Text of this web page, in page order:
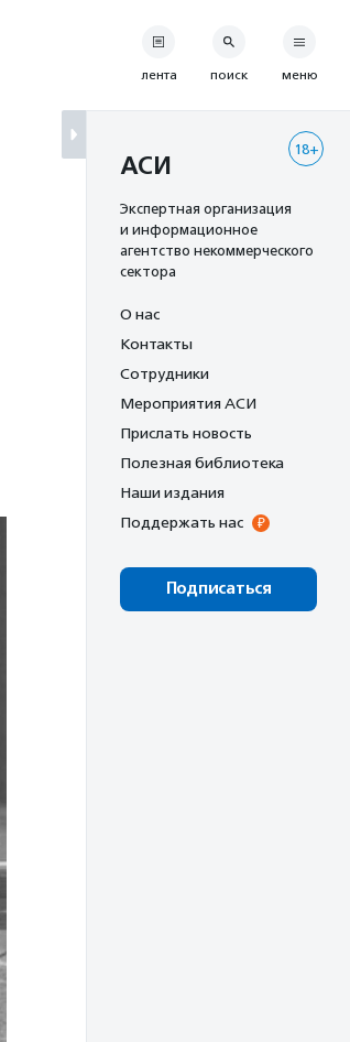
лента поиск меню
18+
АСИ
Экспертная организация
и информационное
агентство некоммерческого
сектора
О нас
Контакты
Сотрудники
Мероприятия АСИ
Прислать новость
Полезная библиотека
Наши издания
Поддержать нас
Подписаться